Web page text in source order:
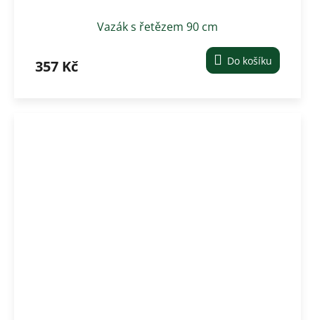
Vazák s řetězem 90 cm
357 Kč Do košíku